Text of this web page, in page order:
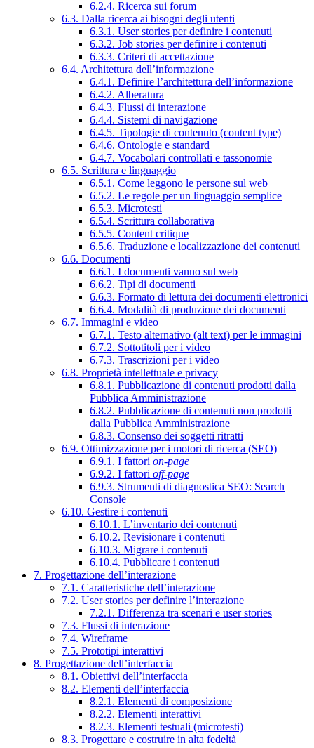
6.2.4. Ricerca sui forum
6.3. Dalla ricerca ai bisogni degli utenti
6.3.1. User stories per definire i contenuti
6.3.2. Job stories per definire i contenuti
6.3.3. Criteri di accettazione
6.4. Architettura dell’informazione
6.4.1. Definire l’architettura dell’informazione
6.4.2. Alberatura
6.4.3. Flussi di interazione
6.4.4. Sistemi di navigazione
6.4.5. Tipologie di contenuto (content type)
6.4.6. Ontologie e standard
6.4.7. Vocabolari controllati e tassonomie
6.5. Scrittura e linguaggio
6.5.1. Come leggono le persone sul web
6.5.2. Le regole per un linguaggio semplice
6.5.3. Microtesti
6.5.4. Scrittura collaborativa
6.5.5. Content critique
6.5.6. Traduzione e localizzazione dei contenuti
6.6. Documenti
6.6.1. I documenti vanno sul web
6.6.2. Tipi di documenti
6.6.3. Formato di lettura dei documenti elettronici
6.6.4. Modalità di produzione dei documenti
6.7. Immagini e video
6.7.1. Testo alternativo (alt text) per le immagini
6.7.2. Sottotitoli per i video
6.7.3. Trascrizioni per i video
6.8. Proprietà intellettuale e privacy
6.8.1. Pubblicazione di contenuti prodotti dalla
Pubblica Amministrazione
6.8.2. Pubblicazione di contenuti non prodotti
dalla Pubblica Amministrazione
6.8.3. Consenso dei soggetti ritratti
6.9. Ottimizzazione per i motori di ricerca (SEO)
6.9.1. I fattori on-page
6.9.2. I fattori off-page
6.9.3. Strumenti di diagnostica SEO: Search
Console
6.10. Gestire i contenuti
6.10.1. L’inventario dei contenuti
6.10.2. Revisionare i contenuti
6.10.3. Migrare i contenuti
6.10.4. Pubblicare i contenuti
7. Progettazione dell’interazione
7.1. Caratteristiche dell’interazione
7.2. User stories per definire l’interazione
7.2.1. Differenza tra scenari e user stories
7.3. Flussi di interazione
7.4. Wireframe
7.5. Prototipi interattivi
8. Progettazione dell’interfaccia
8.1. Obiettivi dell’interfaccia
8.2. Elementi dell’interfaccia
8.2.1. Elementi di composizione
8.2.2. Elementi interattivi
8.2.3. Elementi testuali (microtesti)
8.3. Progettare e costruire in alta fedeltà